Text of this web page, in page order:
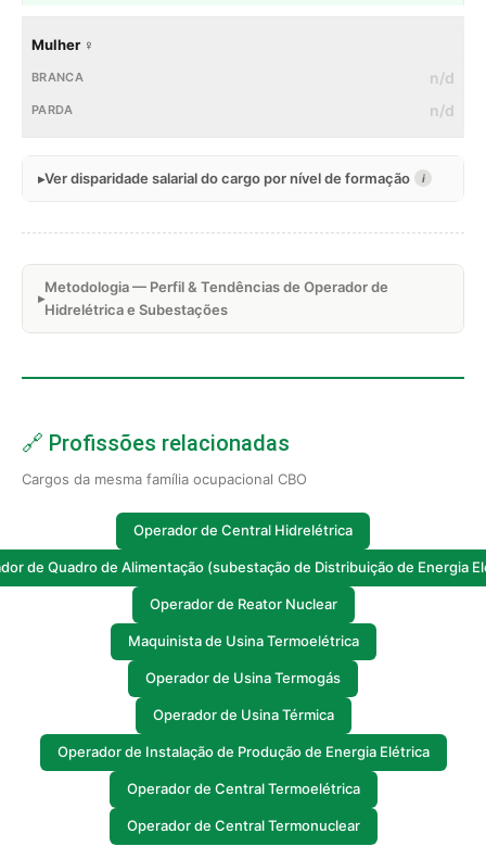
Mulher ♀
n/d
n/d
Ver disparidade salarial do cargo por nível de formação i
Metodologia — Perfil & Tendências de Operador de
Hidrelétrica e Subestações
🔗 Profissões relacionadas
Cargos da mesma família ocupacional CBO
Operador de Central Hidrelétrica
de Quadro de Alimentação (subestação de Distribuição de Energia
Operador de Reator Nuclear
Maquinista de Usina Termoelétrica
Operador de Usina Termogás
Operador de Usina Térmica
Operador de Instalação de Produção de Energia Elétrica
Operador de Central Termoelétrica
Operador de Central Termonuclear